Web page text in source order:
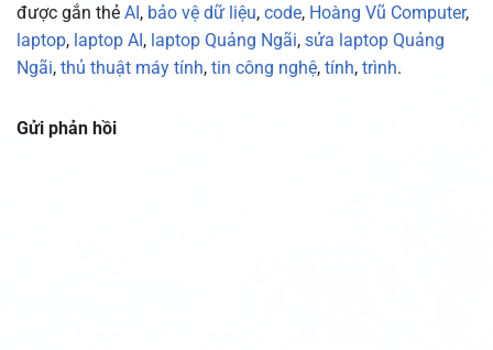
được gắn thẻ AI , bảo vệ dữ liệu, code, Hoàng Vũ Computer,
laptop, laptop AI , laptop Quảng Ngãi, sửa laptop Quảng
Ngãi, thủ thuật máy tính, tin công nghệ, tính, trình.
Gửi phản hồi